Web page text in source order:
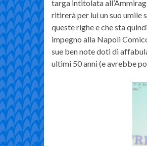
targa intitolata
ritirerà per lui un suo umile
queste righe e che sta
impegno alla Napoli
sue ben note doti di
ultimi 50 anni (e avrebbe